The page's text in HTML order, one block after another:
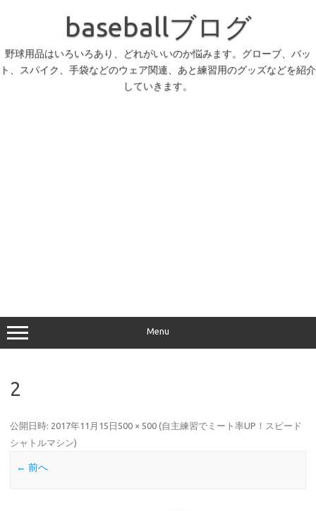
へ
キ
baseballブログ
野球用品はいろいろあり、どれがいいのか悩みます。グローブ、バッ
ト、スパイク、手袋などのウェア関連、あと練習用のグッズなどを紹介
していきます。
Menu
2
公開日時: 2017年11月15日 500 × 500 (自主練習でミート率UP！スピード
シャトルマシン)
← 前へ